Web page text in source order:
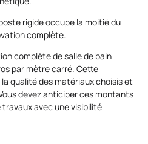
rigide occupe la moitié du
complète.
complète de salle de bain
par mètre carré. Cette
qualité des matériaux choisis et
devez anticiper ces montants
avec une visibilité